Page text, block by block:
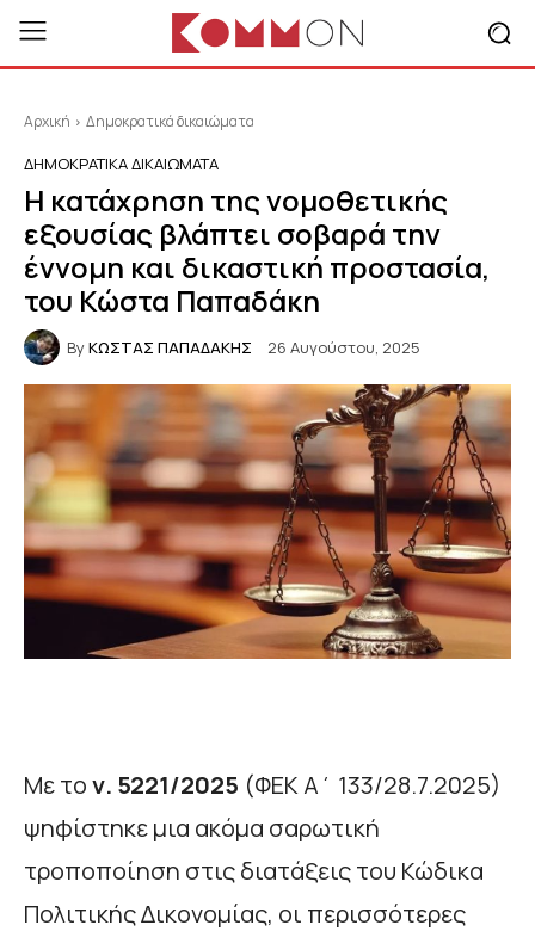
Αρχική Δημοκρατικά δικαιώματα
ΔΗΜΟΚΡΑΤΙΚΆ ΔΙΚΑΙΏΜΑΤΑ
Η κατάχρηση της νομοθετικής
εξουσίας βλάπτει σοβαρά την
έννομη και δικαστική προστασία,
του Κώστα Παπαδάκη
ByΚΩΣΤΑΣ ΠΑΠΑΔΑΚΗΣ 26 Αυγούστου, 2025
Με τον. 5221/2025 (ΦΕΚ Α΄ 133/28.7.2025)
ψηφίστηκε μια ακόμα σαρωτική
τροποποίηση στις διατάξεις του Κώδικα
Πολιτικής Δικονομίας, οι περισσότερες